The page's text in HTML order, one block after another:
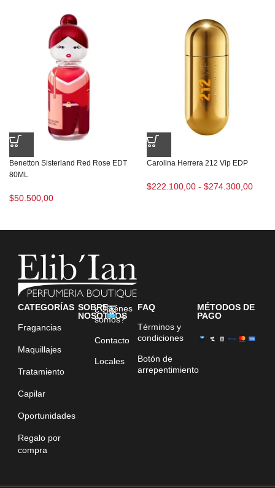
Benetton Sisterland Red Rose EDT
80ML
$50.500,00
Carolina Herrera 212 Vip EDP
$222.100,00 - $274.300,00
CATEGORÍAS
Fragancias
Maquillajes
Tratamiento
Capilar
Oportunidades
Regalo por
compra
SOBRE
NOSOTROS
¿Quiénes
somos?
Contacto
Locales
FAQ
Términos y
condiciones
Botón de
arrepentimiento
MÉTODOS DE
PAGO